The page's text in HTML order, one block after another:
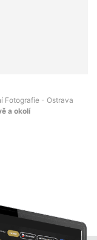
Fotografie - Ostrava
a okolí